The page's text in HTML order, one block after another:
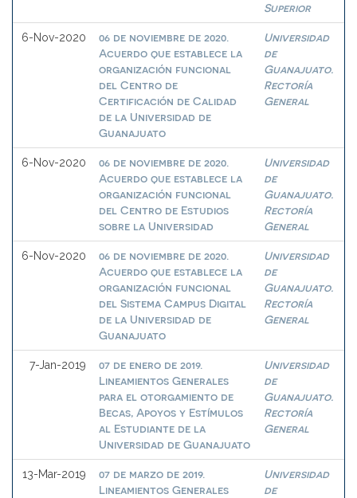
Superior
6-Nov-2020
06 de noviembre de 2020.
Acuerdo que establece la
organización funcional
del Centro de
Certificación de Calidad
de la Universidad de
Guanajuato
Universidad
de
Guanajuato.
Rectoría
General
6-Nov-2020
06 de noviembre de 2020.
Acuerdo que establece la
organización funcional
del Centro de Estudios
sobre la Universidad
Universidad
de
Guanajuato.
Rectoría
General
6-Nov-2020
06 de noviembre de 2020.
Acuerdo que establece la
organización funcional
del Sistema Campus Digital
de la Universidad de
Guanajuato
Universidad
de
Guanajuato.
Rectoría
General
7-Jan-2019
07 de enero de 2019.
Lineamientos Generales
para el otorgamiento de
Becas, Apoyos y Estímulos
al Estudiante de la
Universidad de Guanajuato
Universidad
de
Guanajuato.
Rectoría
General
13-Mar-2019
07 de marzo de 2019.
Lineamientos Generales
Universidad
de